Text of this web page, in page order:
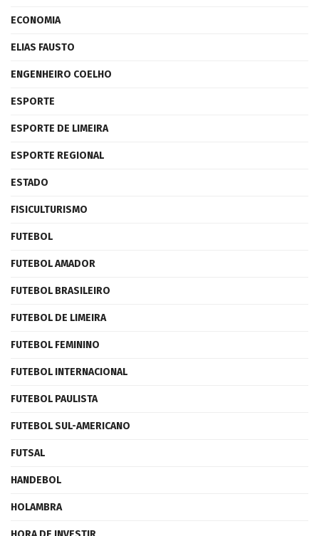
ECONOMIA
ELIAS FAUSTO
ENGENHEIRO COELHO
ESPORTE
ESPORTE DE LIMEIRA
ESPORTE REGIONAL
ESTADO
FISICULTURISMO
FUTEBOL
FUTEBOL AMADOR
FUTEBOL BRASILEIRO
FUTEBOL DE LIMEIRA
FUTEBOL FEMININO
FUTEBOL INTERNACIONAL
FUTEBOL PAULISTA
FUTEBOL SUL-AMERICANO
FUTSAL
HANDEBOL
HOLAMBRA